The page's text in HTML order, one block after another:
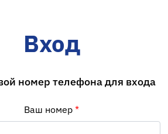
Вход
номер телефона для входа
Ваш номер